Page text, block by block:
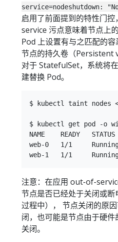
service=nodeshutdown:
启用了前面提到的特性门
service 污点意味着节点上
Pod 上设置有与之匹配的
节点的持久卷（Persistent
对于 StatefulSet，系统将
建替换 Pod。
$ kubectl taint nodes
$ kubectl get pod -o
NAME    READY
web-0   1/1
注意：在应用 out-of-
节点是否已经处于关闭或
过程中）， 节点关闭的原
闭，也可能是节点由于硬
关闭。